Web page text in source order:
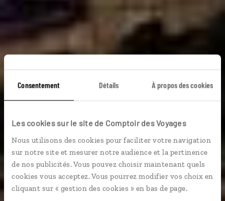
Consentement Détails À propos des cookies
Les cookies sur le site de Comptoir des Voyages
Nous utilisons des cookies pour faciliter votre navigation
sur notre site et mesurer notre audience et la pertinence
de nos publicités. Vous pouvez choisir maintenant quels
cookies vous acceptez. Vous pourrez modifier vos choix en
cliquant sur « gestion des cookies » en bas de page.
La Malaisie et ses
mystères
Circuit sur la côte ouest malaisienne : Malacca,
Cameron Highlands, Langkawi.
Voyager à l’essentiel